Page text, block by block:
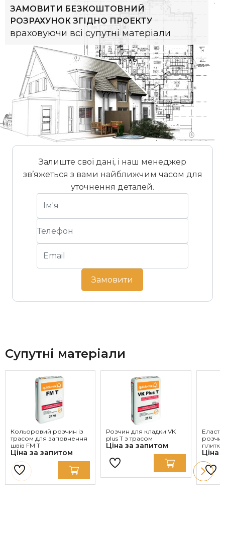
ЗАМОВИТИ БЕЗКОШТОВНИЙ
РОЗРАХУНОК ЗГІДНО ПРОЕКТУ
враховуючи всі супутні матеріали
Залиште свої дані, і наш менеджер
зв’яжеться з вами найближчим часом для
уточнення деталей.
Замовити
Супутні матеріали
Кольоровий розчин із
трасом для заповнення
швів FM T
Ціна за запитом
Розчин для кладки VK
plus T з трасом
Ціна за запитом
Ціна